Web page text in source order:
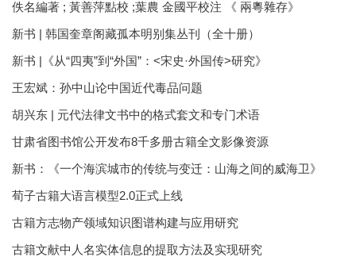
佚名編著 ; 黃善萍點校 ;葉農 金國平校注 《 兩粵雜存》
新书 | 韩国奎章阁藏孤本明别集丛刊（全十册）
新书 |《从“四夷”到“外国”：<宋史·外国传>研究》
王宏斌：孙中山论中国近代毒品问题
胡兴东 | 元代法律文书中的格式套文和专门术语
甘肃省图书馆公开发布8千多册古籍全文影像资源
新书：《一个海滨城市的传统与变迁：山海之间的威海卫》
荀子古籍大语言模型2.0正式上线
古籍方志物产领域知识图谱构建与应用研究
古籍文献中人名实体信息的提取方法及实现研究